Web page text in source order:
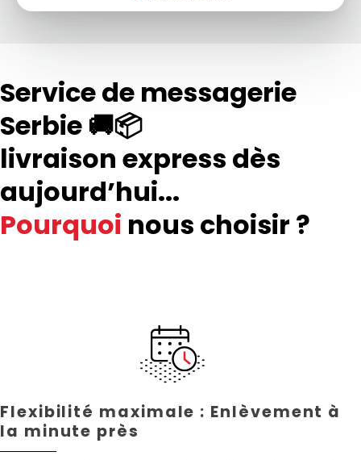
Service de messagerie
Serbie 🚚📦
livraison express dès
aujourd’hui...
Pourquoi nous choisir ?
Flexibilité maximale : Enlèvement à
la minute près